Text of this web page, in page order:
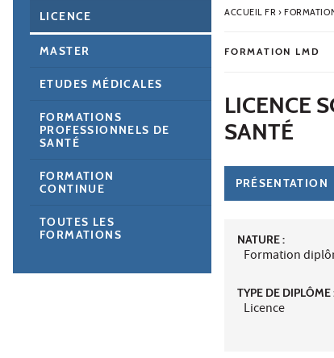
ACCUEIL FR›
FORMATION LMD
LICENCE
SANTÉ
PRÉSENTATION
NATURE :
Formation
TYPE DE DIPLÔME
Licence
LICENCE
MASTER
ETUDES MÉDICALES
FORMATIONS
PROFESSIONNELS DE
SANTÉ
FORMATION
CONTINUE
TOUTES LES
FORMATIONS